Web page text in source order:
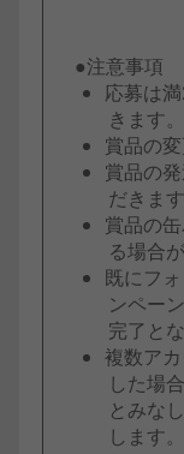
●注意事項
応募は
きます
賞品の
賞品の
だきます
賞品の
る場合
既にフ
ンペー
完了と
複数ア
した場
とみな
します。